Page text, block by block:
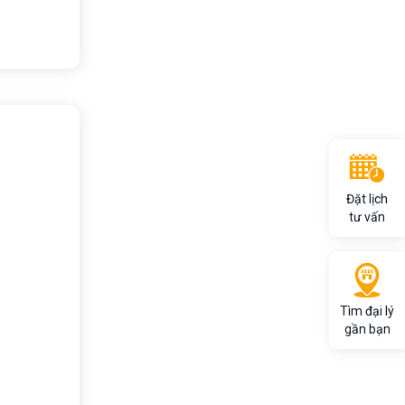
Đặt lịch
tư vấn
Tìm đại lý
gần bạn